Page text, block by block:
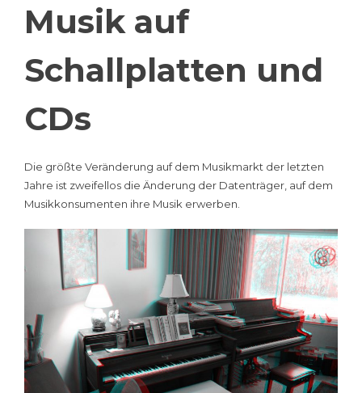
Musik auf
Schallplatten und
CDs
Die größte Veränderung auf dem Musikmarkt der letzten
Jahre ist zweifellos die Änderung der Datenträger, auf dem
Musikkonsumenten ihre Musik erwerben.